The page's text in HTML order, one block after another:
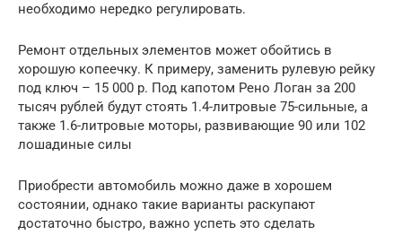
необходимо нередко регулировать.
Ремонт отдельных элементов может обойтись в
хорошую копеечку. К примеру, заменить рулевую рейку
под ключ – 15 000 р. Под капотом Рено Логан за 200
тысяч рублей будут стоять 1.4-литровые 75-сильные, а
также 1.6-литровые моторы, развивающие 90 или 102
лошадиные силы
Приобрести автомобиль можно даже в хорошем
состоянии, однако такие варианты раскупают
достаточно быстро, важно успеть это сделать